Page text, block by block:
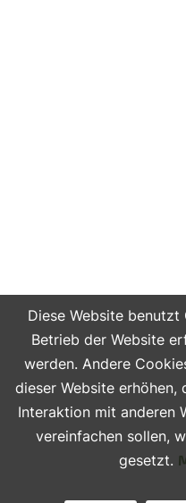
Diese Website
Betrieb der Website
werden. Andere
dieser Website
Interaktion mit anderen
vereinfachen sollen,
gesetzt.